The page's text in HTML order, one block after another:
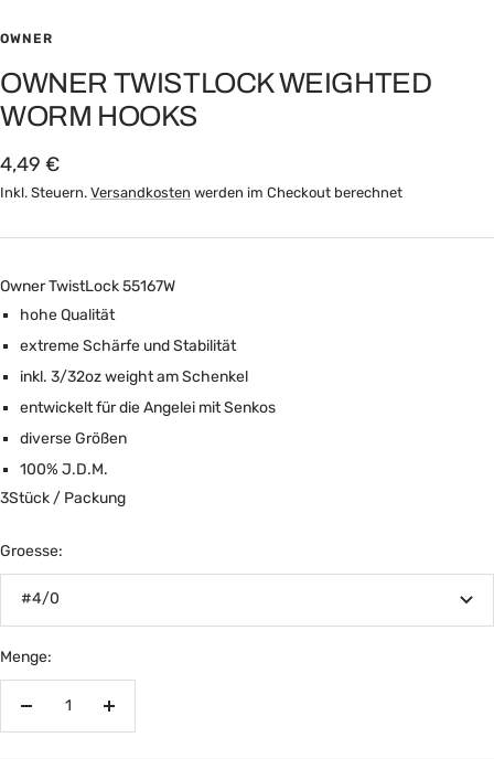
OWNER
OWNER TWISTLOCK WEIGHTED
WORM HOOKS
Angebotspreis
4,49 €
Inkl. Steuern. Versandkosten werden im Checkout berechnet
Owner TwistLock 55167W
hohe Qualität
extreme Schärfe und Stabilität
inkl. 3/32oz weight am Schenkel
entwickelt für die Angelei mit Senkos
diverse Größen
100% J.D.M.
3Stück / Packung
Groesse:
#4/0
Menge:
Menge